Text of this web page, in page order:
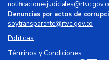
Denuncias por actos de
soytransparente@rtvc.gov.co
Políticas
Términos y Condiciones